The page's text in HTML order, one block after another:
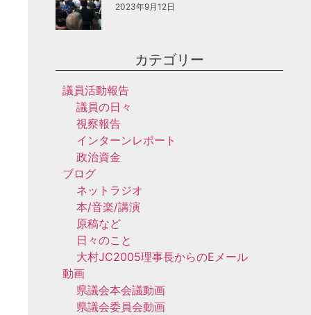
2023年9月12日
カテゴリー
議員活動報告
議員の日々
視察報告
インターンレポート
政治資金
ブログ
ネットラジオ
本/音楽/講演
原稿など
日々のこと
大村JC2005理事長からのEメール
動画
県議会本会議動画
県議会委員会動画